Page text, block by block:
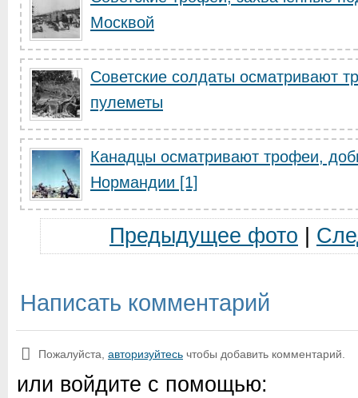
Москвой
Советские солдаты осматривают
пулеметы
Канадцы осматривают трофеи,
Нормандии [1]
Предыдущее фото
Написать комментарий
Пожалуйста, авторизуйтесь чтобы добавить комментарий.
или войдите с помощью: